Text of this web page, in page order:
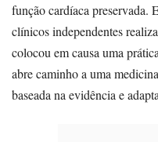
função cardíaca preservada.
clínicos independentes
colocou em causa uma
abre caminho a uma
baseada na evidência e